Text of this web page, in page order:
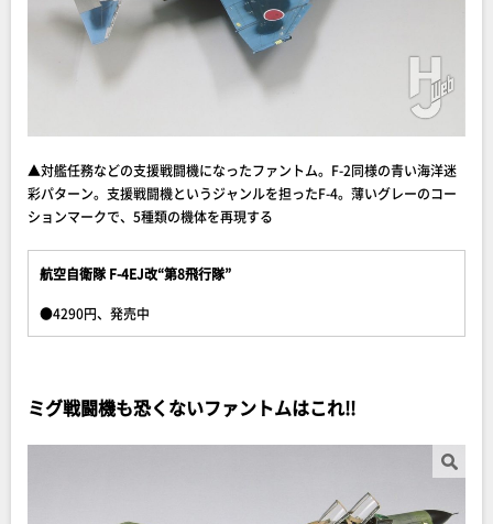
▲対艦任務などの支援戦闘機になったファントム。F-2同様の青い海洋迷
彩パターン。支援戦闘機というジャンルを担ったF-4。薄いグレーのコー
ションマークで、5種類の機体を再現する
航空自衛隊 F-4EJ改“第8飛行隊”
●4290円、発売中
ミグ戦闘機も恐くないファントムはこれ!!